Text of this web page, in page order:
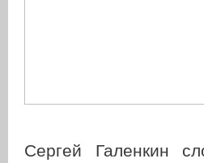
Сергей Галенкин